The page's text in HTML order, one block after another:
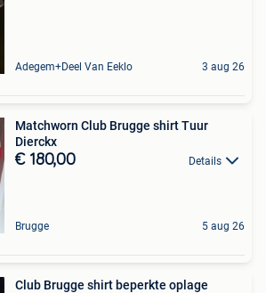
Adegem+Deel Van Eeklo 3 aug 26
Matchworn Club Brugge shirt Tuur
Dierckx
€ 180,00 Details
Brugge 5 aug 26
Club Brugge shirt beperkte oplage